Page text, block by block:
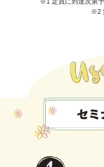
※1 定員に到達次第
※2